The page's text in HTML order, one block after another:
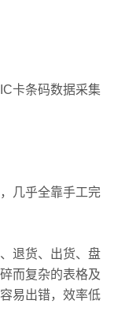
卡条码数据采集
几乎全靠手工完
退货、出货、盘
而复杂的表格及
易出错，效率低